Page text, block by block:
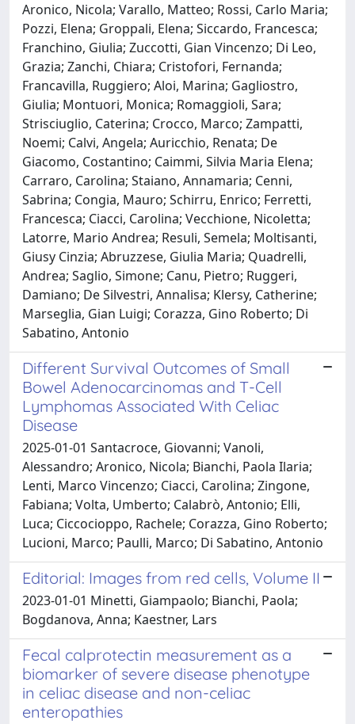
Aronico, Nicola; Varallo, Matteo; Rossi, Carlo Maria;
Pozzi, Elena; Groppali, Elena; Siccardo, Francesca;
Franchino, Giulia; Zuccotti, Gian Vincenzo; Di Leo,
Grazia; Zanchi, Chiara; Cristofori, Fernanda;
Francavilla, Ruggiero; Aloi, Marina; Gagliostro,
Giulia; Montuori, Monica; Romaggioli, Sara;
Strisciuglio, Caterina; Crocco, Marco; Zampatti,
Noemi; Calvi, Angela; Auricchio, Renata; De
Giacomo, Costantino; Caimmi, Silvia Maria Elena;
Carraro, Carolina; Staiano, Annamaria; Cenni,
Sabrina; Congia, Mauro; Schirru, Enrico; Ferretti,
Francesca; Ciacci, Carolina; Vecchione, Nicoletta;
Latorre, Mario Andrea; Resuli, Semela; Moltisanti,
Giusy Cinzia; Abruzzese, Giulia Maria; Quadrelli,
Andrea; Saglio, Simone; Canu, Pietro; Ruggeri,
Damiano; De Silvestri, Annalisa; Klersy, Catherine;
Marseglia, Gian Luigi; Corazza, Gino Roberto; Di
Sabatino, Antonio
Different Survival Outcomes of Small
Bowel Adenocarcinomas and T-Cell
Lymphomas Associated With Celiac
Disease
2025-01-01 Santacroce, Giovanni; Vanoli,
Alessandro; Aronico, Nicola; Bianchi, Paola Ilaria;
Lenti, Marco Vincenzo; Ciacci, Carolina; Zingone,
Fabiana; Volta, Umberto; Calabrò, Antonio; Elli,
Luca; Ciccocioppo, Rachele; Corazza, Gino Roberto;
Lucioni, Marco; Paulli, Marco; Di Sabatino, Antonio
Editorial: Images from red cells, Volume II
2023-01-01 Minetti, Giampaolo; Bianchi, Paola;
Bogdanova, Anna; Kaestner, Lars
Fecal calprotectin measurement as a
biomarker of severe disease phenotype
in celiac disease and non-celiac
enteropathies